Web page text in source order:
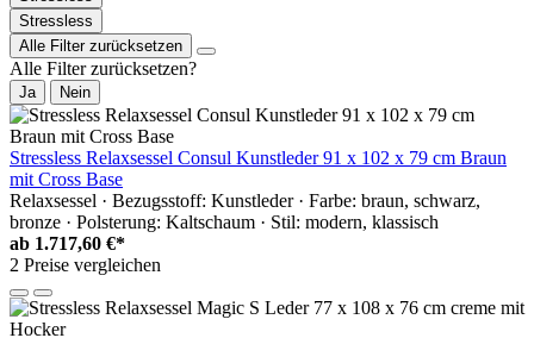
Stressless
Alle Filter zurücksetzen
Alle Filter zurücksetzen?
Ja Nein
Stressless Relaxsessel Consul Kunstleder 91 x 102 x 79 cm Braun
mit Cross Base
Relaxsessel · Bezugsstoff: Kunstleder · Farbe: braun, schwarz,
bronze · Polsterung: Kaltschaum · Stil: modern, klassisch
ab 1.717,60 €*
2 Preise vergleichen